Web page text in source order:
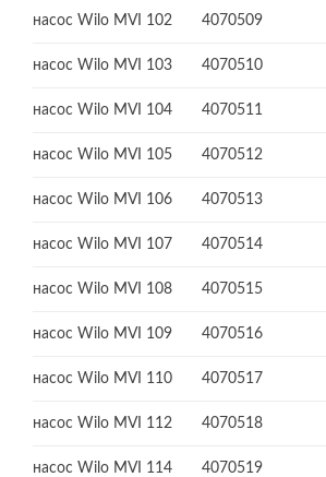
насос Wilo MVI 102 4070509
насос Wilo MVI 103 4070510
насос Wilo MVI 104 4070511
насос Wilo MVI 105 4070512
насос Wilo MVI 106 4070513
насос Wilo MVI 107 4070514
насос Wilo MVI 108 4070515
насос Wilo MVI 109 4070516
насос Wilo MVI 110 4070517
насос Wilo MVI 112 4070518
насос Wilo MVI 114 4070519